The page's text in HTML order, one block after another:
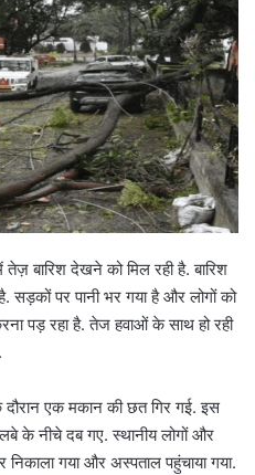
बारिश देखने को मिल रही है. बारिश
पर पानी भर गया है और लोगों को
पड़ रहा है. तेज हवाओं के साथ हो रही
दौरान एक मकान की छत गिर गई. इस
के नीचे दब गए. स्थानीय लोगों और
गया और अस्पताल पहुंचाया गया.